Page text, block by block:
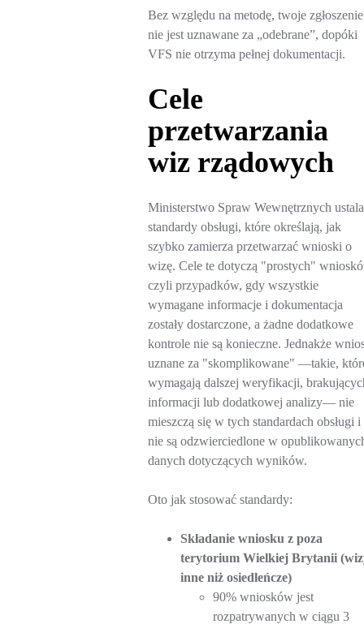
Bez względu na metodę, twoje zgłoszenie
nie jest uznawane za „odebrane”, dopóki
VFS nie otrzyma pełnej dokumentacji.
Cele
przetwarzania
wiz rządowych
Ministerstwo Spraw Wewnętrznych ustala
standardy obsługi, które określają, jak
szybko zamierza przetwarzać wnioski o
wizę. Cele te dotyczą "prostych"
czyli przypadków, gdy wszystkie
wymagane informacje i dokumentacja
zostały dostarczone, a żadne dodatkowe
kontrole nie są konieczne. Jednakże
uznane za "skomplikowane" —takie,
wymagają dalszej weryfikacji,
informacji lub dodatkowej analizy— nie
mieszczą się w tych standardach obsługi i
nie są odzwierciedlone w
danych dotyczących wyników.
Oto jak stosować standardy:
Składanie wniosku z poza
terytorium Wielkiej Brytanii
inne niż osiedleńcze)
90% wniosków jest
rozpatrywanych w ciągu 3